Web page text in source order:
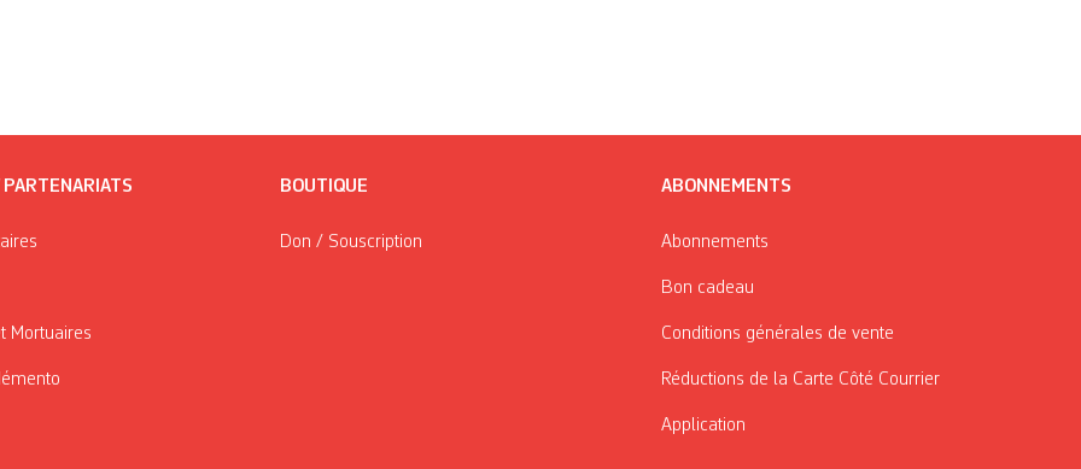
Mortuaires
BOUTIQUE
Don / Souscription
ABONNEMENTS
Abonnements
Bon cadeau
Conditions générales de vente
Réductions de la Carte Côté Courrier
Application